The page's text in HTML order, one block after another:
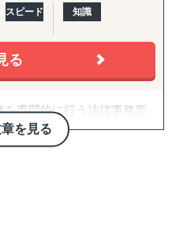
を徹底的に解剖し、貴社
で実施します。
一線を走る方への一次取
いうこともあり、匿名性
おります。
スピード 知識
る
を見る
専門的に行う法律事務所
海外展開に関する法律業